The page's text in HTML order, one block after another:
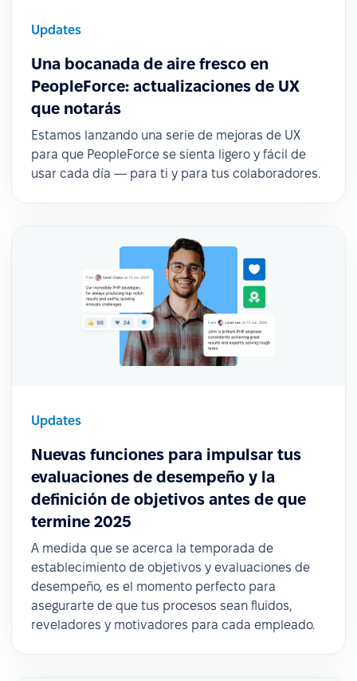
Updates
Una bocanada de aire fresco en
PeopleForce: actualizaciones de UX
que notarás
Estamos lanzando una serie de mejoras de UX
para que PeopleForce se sienta ligero y fácil de
usar cada día — para ti y para tus colaboradores.
Updates
Nuevas funciones para impulsar tus
evaluaciones de desempeño y la
definición de objetivos antes de que
termine 2025
A medida que se acerca la temporada de
establecimiento de objetivos y evaluaciones de
desempeño, es el momento perfecto para
asegurarte de que tus procesos sean fluidos,
reveladores y motivadores para cada empleado.